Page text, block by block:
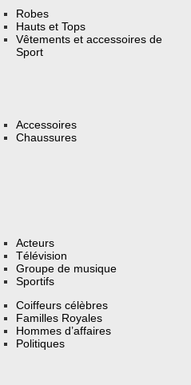
Robes
Hauts et Tops
Vêtements et accessoires de
Sport
Accessoires
Chaussures
Acteurs
Télévision
Groupe de musique
Sportifs
Coiffeurs célèbres
Familles Royales
Hommes d’affaires
Politiques